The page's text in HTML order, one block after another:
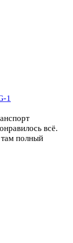
1
всё.
там полный